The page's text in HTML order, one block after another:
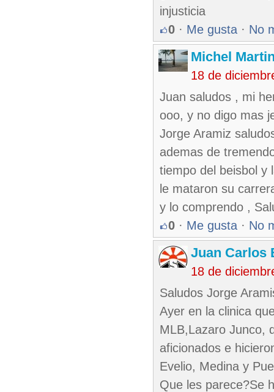
injusticia
0 · Me gusta · No
Michel
18 de
Juan saludos , mi
ooo, y no digo mas
Jorge Aramiz
ademas de
tiempo del beisbol y
le mataron su
y lo comprendo ,
0 · Me gusta · No
Juan Carlos
18 de
Saludos Jorge
Ayer en la clinica
MLB,Lazaro Junco,
aficionados e
Evelio, Medina y
Que les parece?Se